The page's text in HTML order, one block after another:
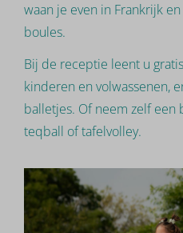
waan je even in Frankrijk
boules.
Bij de receptie leent u
kinderen en volwassenen,
balletjes. Of neem zelf een
teqball of tafelvolley.